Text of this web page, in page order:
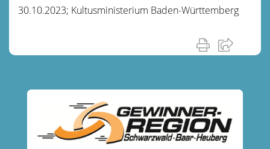
30.10.2023; Kultusministerium Baden-Württemberg